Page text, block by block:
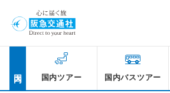
国内ツアー 国内バスツアー